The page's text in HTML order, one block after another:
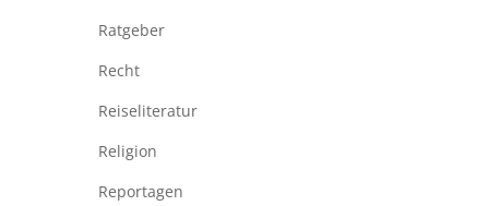
Ratgeber
Recht
Reiseliteratur
Religion
Reportagen